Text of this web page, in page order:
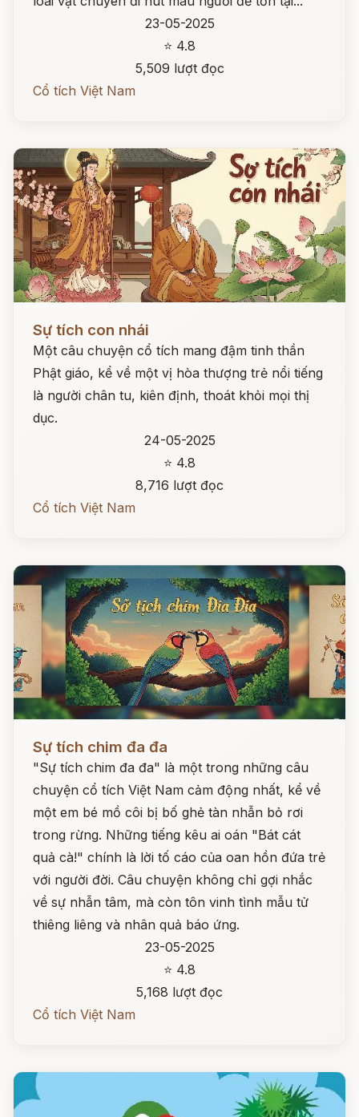
23-05-2025
⭐ 4.8
5,509 lượt đọc
Cổ tích Việt Nam
Sự tích con nhái
Một câu chuyện cổ tích mang đậm tinh thần
Phật giáo, kể về một vị hòa thượng trẻ nổi tiếng
là người chân tu, kiên định, thoát khỏi mọi thị
dục.
24-05-2025
⭐ 4.8
8,716 lượt đọc
Cổ tích Việt Nam
Sự tích chim đa đa
"Sự tích chim đa đa" là một trong những câu
chuyện cổ tích Việt Nam cảm động nhất, kể về
một em bé mồ côi bị bố ghẻ tàn nhẫn bỏ rơi
trong rừng. Những tiếng kêu ai oán "Bát cát
quả cà!" chính là lời tố cáo của oan hồn đứa trẻ
với người đời. Câu chuyện không chỉ gợi nhắc
về sự nhẫn tâm, mà còn tôn vinh tình mẫu tử
thiêng liêng và nhân quả báo ứng.
23-05-2025
⭐ 4.8
5,168 lượt đọc
Cổ tích Việt Nam